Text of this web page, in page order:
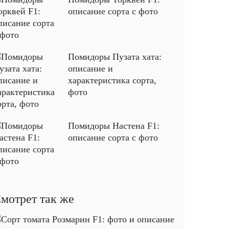
описание сорта с фото
Помидоры Пузата хата:
описание и
характеристика сорта,
фото
Помидоры Настена F1:
описание сорта с фото
так же